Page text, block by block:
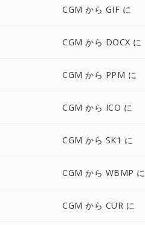
CGM から GIF に
CGM から DOCX に
CGM から PPM に
CGM から ICO に
CGM から SK1 に
CGM から WBMP に
CGM から CUR に